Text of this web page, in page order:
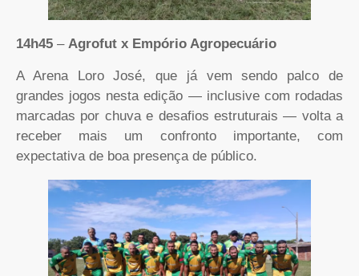
14h45 – Agrofut x Empório Agropecuário
A Arena Loro José, que já vem sendo palco de
grandes jogos nesta edição — inclusive com rodadas
marcadas por chuva e desafios estruturais — volta a
receber mais um confronto importante, com
expectativa de boa presença de público.